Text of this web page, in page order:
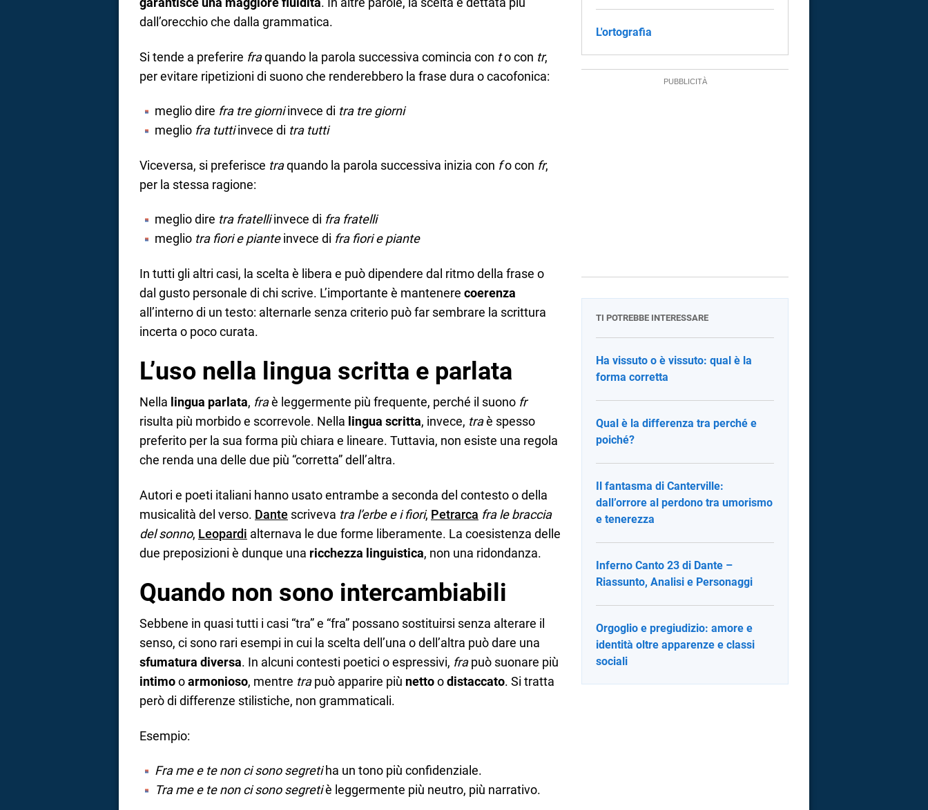
dall’orecchio che dalla grammatica.
Si tende a preferire fraquando la parola successiva comincia con to con tr,
per evitare ripetizioni di suono che renderebbero la frase dura o cacofonica:
meglio dire fra tre giorniinvece di tra tre giorni
meglio fra tuttiinvece di tra tutti
Viceversa, si preferisce traquando la parola successiva inizia con fo con fr,
per la stessa ragione:
meglio dire tra fratelliinvece di fra fratelli
meglio tra fiori e pianteinvece di fra fiori e piante
In tutti gli altri casi, la scelta è libera e può dipendere dal ritmo della frase o
dal gusto personale di chi scrive. L’importante è mantenere coerenza
all’interno di un testo: alternarle senza criterio può far sembrare la scrittura
incerta o poco curata.
L’uso nella lingua scritta e parlata
Nella lingua parlata, fraè leggermente più frequente, perché il suono fr
risulta più morbido e scorrevole. Nella lingua scritta, invece, traè spesso
preferito per la sua forma più chiara e lineare. Tuttavia, non esiste una regola
che renda una delle due più “corretta” dell’altra.
Autori e poeti italiani hanno usato entrambe a seconda del contesto o della
musicalità del verso. Dante scriveva tra l’erbe e i fiori, Petrarca fra le braccia
del sonno, Leopardi alternava le due forme liberamente. La coesistenza delle
due preposizioni è dunque una ricchezza linguistica, non una ridondanza.
Quando non sono intercambiabili
Sebbene in quasi tutti i casi “tra” e “fra” possano sostituirsi senza alterare il
senso, ci sono rari esempi in cui la scelta dell’una o dell’altra può dare una
sfumatura diversa. In alcuni contesti poetici o espressivi, frapuò suonare più
intimooarmonioso, mentre trapuò apparire più nettoodistaccato. Si tratta
però di differenze stilistiche, non grammaticali.
Esempio:
Fra me e te non ci sono segretiha un tono più confidenziale.
Tra me e te non ci sono segretiè leggermente più neutro, più narrativo.
L'ortografia
TI POTREBBE INTERESSARE
Ha vissuto o è vissuto: qual è la
forma corretta
Qual è la differenza tra perché e
poiché?
Il fantasma di Canterville:
dall’orrore al perdono tra umorismo
e tenerezza
Inferno Canto 23 di Dante –
Riassunto, Analisi e Personaggi
Orgoglio e pregiudizio: amore e
identità oltre apparenze e classi
sociali